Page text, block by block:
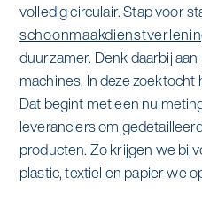
volledig circulair. Stap voor
duurzamer. Denk daarbij
machines. In deze
Dat begint met een
leveranciers om
producten. Zo krijgen we
plastic, textiel en papier we